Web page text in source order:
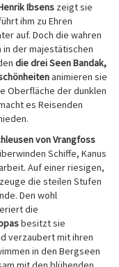
Ibsens zeigt sie
ihm zu Ehren
auf. Doch die wahren
der majestätischen
die drei Seen Bandak,
animieren sie
Oberfläche der dunklen
es Reisenden
von Vrangfoss
Schiffe, Kanus
Auf einer riesigen,
die steilen Stufen
Den wohl
die
besitzt sie
verzaubert mit ihren
in den Bergseen